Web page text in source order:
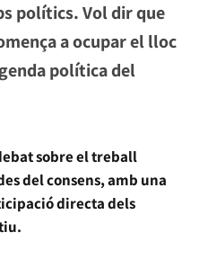
polítics. Vol dir que
a ocupar el lloc
política del
sobre el treball
del consens, amb una
directa dels